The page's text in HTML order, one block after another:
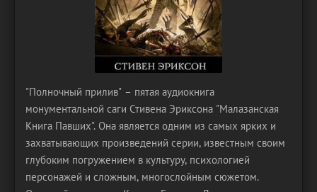
"Полночный прилив" – пятая аудиокнига
монументальной саги Стивена Эриксона "Малазанская
Книга Павших". Она является одним из самых ярких и
захватывающих произведений серии, известным своим
глубоким погружением в культуру, психологией
персонажей и сложным, многослойным сюжетом.